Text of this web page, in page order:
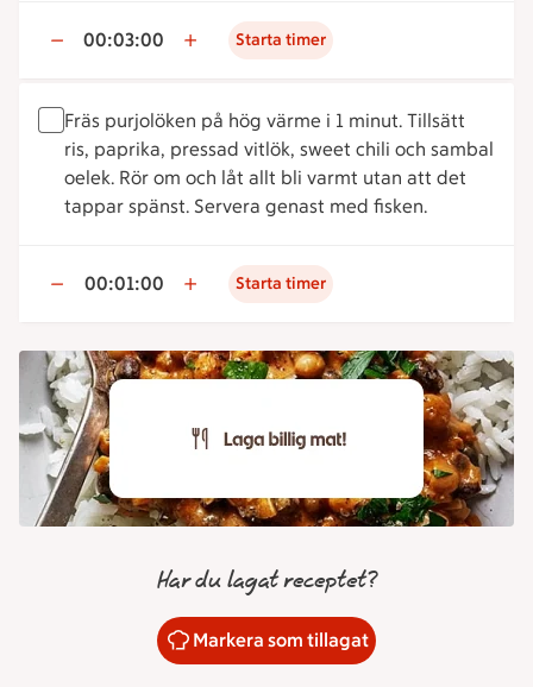
00:03:00 Starta timer
Fräs purjolöken på hög värme i 1 minut. Tillsätt
ris, paprika, pressad vitlök, sweet chili och sambal
oelek. Rör om och låt allt bli varmt utan att det
tappar spänst. Servera genast med fisken.
00:01:00 Starta timer
Har du lagat receptet?
Markera som tillagat